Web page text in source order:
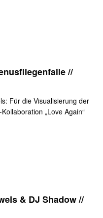
//
Für die Visualisierung der
„Love Again“
& DJ Shadow //